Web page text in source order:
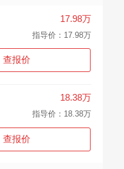
17.98万
指导价：17.98万
查报价
18.38万
指导价：18.38万
查报价